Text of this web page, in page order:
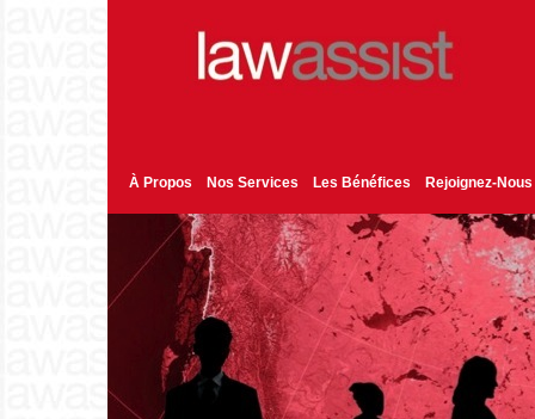
À Propos Nos Services Les Bénéfices Rejoignez-Nous